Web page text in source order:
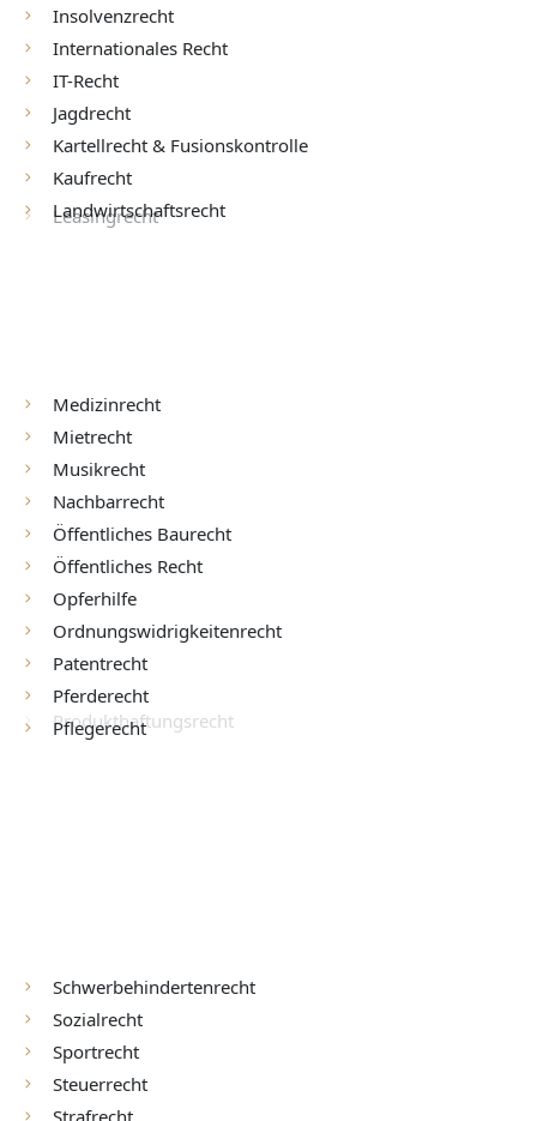
Insolvenzrecht
Internationales Recht
IT-Recht
Jagdrecht
Kartellrecht & Fusionskontrolle
Kaufrecht
Landwirtschaftsrecht
Medizinrecht
Mietrecht
Musikrecht
Nachbarrecht
Öffentliches Baurecht
Öffentliches Recht
Opferhilfe
Ordnungswidrigkeitenrecht
Patentrecht
Pferderecht
Pflegerecht
Schwerbehindertenrecht
Sozialrecht
Sportrecht
Steuerrecht
Strafrecht